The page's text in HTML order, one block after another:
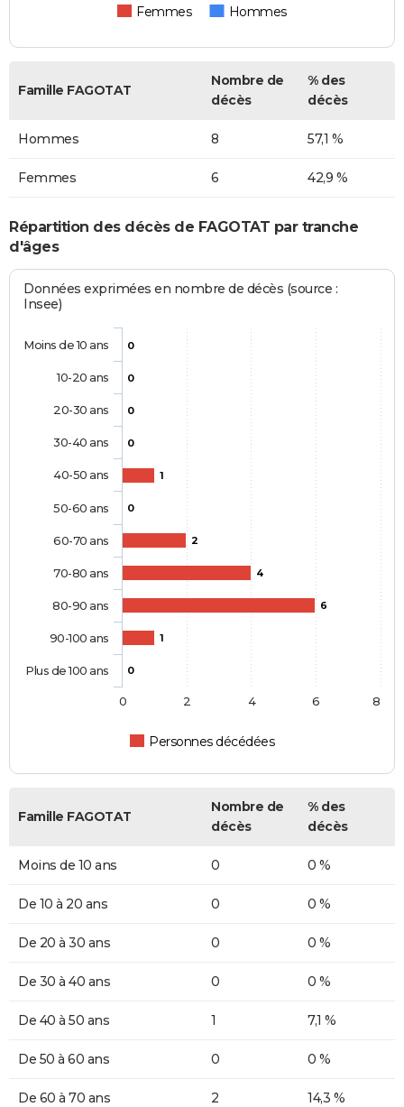
Femmes Hommes
Famille FAGOTAT
Nombre de
décès
% des
décès
Hommes 8 57,1 %
Femmes 6 42,9 %
Répartition des décès de FAGOTAT par tranche
d'âges
Données exprimées en nombre de décès (source :
Insee)
0
0
0
0
1
0
2
4
6
1
0
Personnes décédées
Moins de 10 ans
10-20 ans
20-30 ans
30-40 ans
40-50 ans
50-60 ans
60-70 ans
70-80 ans
80-90 ans
90-100 ans
Plus de 100 ans
0 2 4 6 8
Famille FAGOTAT
Nombre de
décès
% des
décès
Moins de 10 ans 0 0 %
De 10 à 20 ans 0 0 %
De 20 à 30 ans 0 0 %
De 30 à 40 ans 0 0 %
De 40 à 50 ans 1 7,1 %
De 50 à 60 ans 0 0 %
De 60 à 70 ans 2 14,3 %